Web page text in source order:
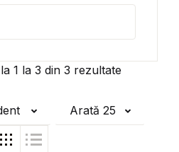
1 la 3 din 3 rezultate
Arată 25